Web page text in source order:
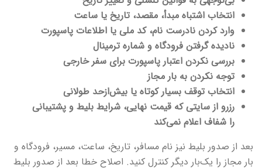
انتخاب اشتباه مبدأ، مقصد، تاریخ یا ساعت
وارد کردن نادرست نام، کد ملی یا اطلاعات پاسپورت
نادیده گرفتن فرودگاه و شماره ترمینال
بررسی نکردن اعتبار پاسپورت برای سفر خارجی
توجه نکردن به بار مجاز
انتخاب توقف بسیار کوتاه یا بیش‌ازحد طولانی
رزرو از سایتی که قیمت نهایی، شرایط بلیط و پشتیبانی
را شفاف اعلام نمی‌کند
بعد از صدور بلیط نیز نام مسافر، تاریخ، ساعت، مسیر، فرودگاه و
بار مجاز را یک‌بار دیگر کنترل کنید. اصلاح خطا بعد از صدور بلیط